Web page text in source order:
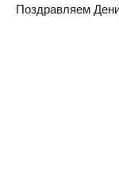
Поздравляем